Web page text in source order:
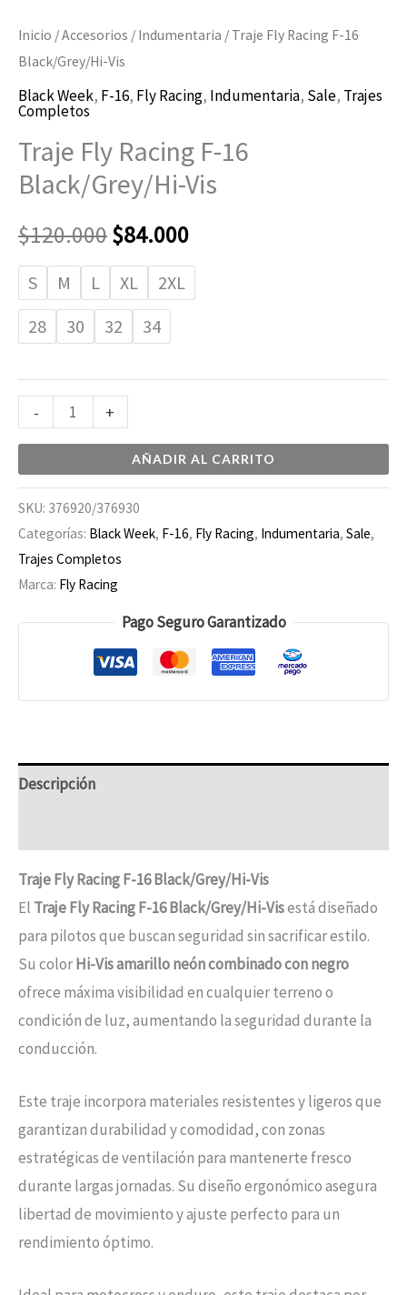
Inicio /Accesorios / Indumentaria / Traje Fly Racing F-16
Black/Grey/Hi-Vis
Black Week, F-16, Fly Racing, Indumentaria, Sale, Trajes
Completos
Traje Fly Racing F-16
Black/Grey/Hi-Vis
$120.000$84.000
S M L XL
2XL
28
30 32 34
- +
AÑADIR AL CARRITO
SKU: 376920/376930
Categorías: Black Week, F-16, Fly Racing, Indumentaria, Sale,
Trajes Completos
Marca: Fly Racing
Pago Seguro Garantizado
Descripción
Traje Fly Racing F-16 Black/Grey/Hi-Vis
El Traje Fly Racing F-16 Black/Grey/Hi-Visestá diseñado
para pilotos que buscan seguridad sin sacrificar estilo.
Su colorHi-Vis amarillo neón combinado con negro
ofrece máxima visibilidad en cualquier terreno o
condición de luz, aumentando la seguridad durante la
conducción.
Este traje incorpora materiales resistentes y ligeros que
garantizan durabilidad y comodidad, con zonas
estratégicas de ventilación para mantenerte fresco
durante largas jornadas. Su diseño ergonómico asegura
libertad de movimiento y ajuste perfecto para un
rendimiento óptimo.